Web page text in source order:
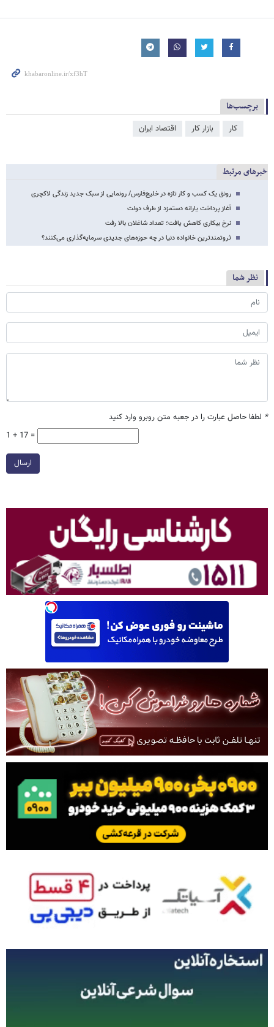
برچسب‌ها
کار بازار کار اقتصاد ایران
خبرهای مرتبط
رونق یک کسب و کار تازه در خلیج‌فارس/ رونمایی از سبک جدید زندگی لاکچری
آغاز پرداخت یارانه دستمزد از طرف دولت
نرخ بیکاری کاهش یافت؛ تعداد شاغلان بالا رفت
ثروتمندترین خانواده دنیا در چه حوزه‌های جدیدی سرمایه‌گذاری می‌کنند؟
نظر شما
* لطفا حاصل عبارت را در جعبه متن روبرو وارد کنید
1 + 17 =
ارسال